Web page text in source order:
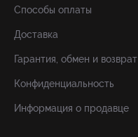
Способы оплаты
Доставка
Гарантия, обмен и возврат
Конфиденциальность
Информация о продавце